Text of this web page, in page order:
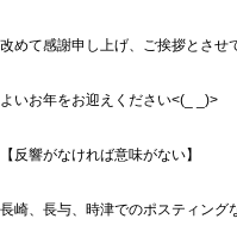
改めて感謝申し上げ、ご挨拶とさせ
よいお年をお迎えください<(_ _)>
【反響がなければ意味がない】
長崎、長与、時津でのポスティング